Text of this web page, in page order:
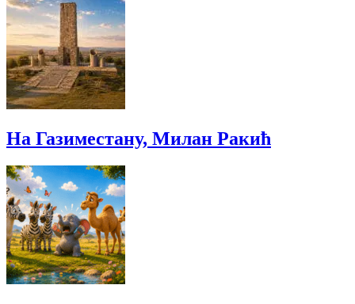
На Газиместану, Милан Ракић